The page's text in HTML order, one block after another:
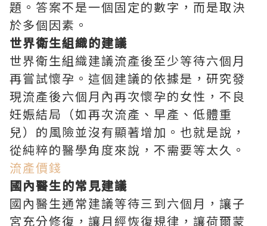
題。答案不是一個固定的數字，而是取決
於多個因素。
世界衛生組織的建議
世界衛生組織建議流產後至少等待六個月
再嘗試懷孕。這個建議的依據是，研究發
現流產後六個月內再次懷孕的女性，不良
妊娠結局（如再次流產、早產、低體重
兒）的風險並沒有顯著增加。也就是說，
從純粹的醫學角度來說，不需要等太久。
流產價錢
國內醫生的常見建議
國內醫生通常建議等待三到六個月，讓子
宮充分修復，讓月經恢復規律，讓荷爾蒙